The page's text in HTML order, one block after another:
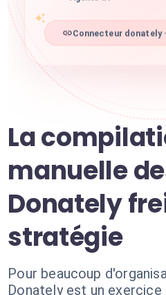
Connecteur donately
La
manuelle
Donately
stratégie
Pour beaucoup
Donately est un